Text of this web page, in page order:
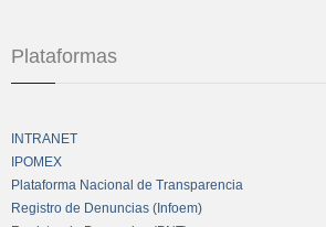
Plataformas
INTRANET
IPOMEX
Plataforma Nacional de Transparencia
Registro de Denuncias (Infoem)